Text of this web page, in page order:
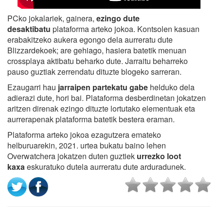
PCko jokalariek, gainera, ezingo dute
desaktibatu plataforma arteko jokoa. Kontsolen kasuan
erabakitzeko aukera egongo dela aurreratu dute
Blizzardekoek; are gehiago, hasiera batetik menuan
crossplaya aktibatu beharko dute. Jarraitu beharreko
pauso guztiak zerrendatu dituzte blogeko sarreran.
Ezaugarri hau jarraipen partekatu gabe helduko dela
adierazi dute, hori bai. Plataforma desberdinetan jokatzen
aritzen direnak ezingo dituzte lortutako elementuak eta
aurrerapenak plataforma batetik bestera eraman.
Plataforma arteko jokoa ezagutzera emateko
helburuarekin, 2021. urtea bukatu baino lehen
Overwatchera jokatzen duten guztiek urrezko loot
kaxa eskuratuko dutela aurreratu dute arduradunek.